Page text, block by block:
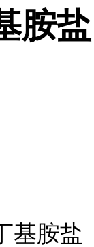
胺盐
基胺盐